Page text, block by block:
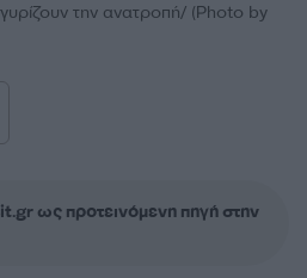
την ανατροπή/ (Photo by
ως προτεινόμενη πηγή στην